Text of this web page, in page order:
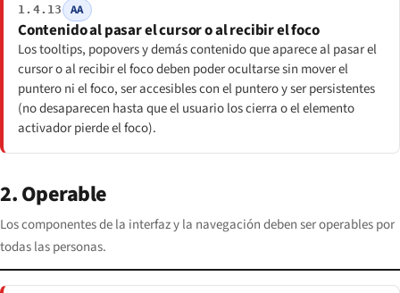
1.4.13 AA
Contenido al pasar el cursor o al recibir el foco
Los tooltips, popovers y demás contenido que aparece al pasar el
cursor o al recibir el foco deben poder ocultarse sin mover el
puntero ni el foco, ser accesibles con el puntero y ser persistentes
(no desaparecen hasta que el usuario los cierra o el elemento
activador pierde el foco).
2. Operable
Los componentes de la interfaz y la navegación deben ser operables por
todas las personas.